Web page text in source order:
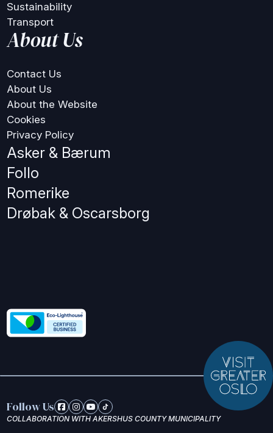
Sustainability
Transport
About Us
Contact Us
About Us
About the Website
Cookies
Privacy Policy
Asker & Bærum
Follo
Romerike
Drøbak & Oscarsborg
Follow Us
COLLABORATION WITH AKERSHUS COUNTY MUNICIPALITY